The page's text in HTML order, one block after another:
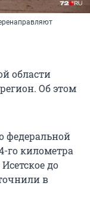
области
Об этом
федеральной
го километра
до
в